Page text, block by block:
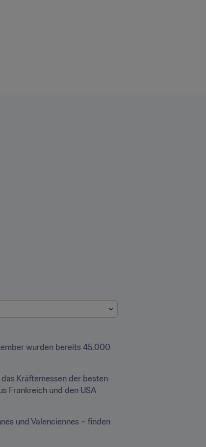
wurden bereits 45.000
Kräftemessen der besten
Frankreich und den USA
und Valenciennes – finden